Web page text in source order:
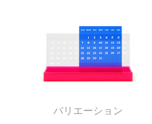
バリエーション